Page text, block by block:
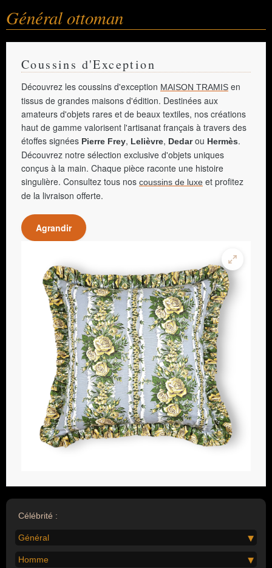
Général ottoman
Coussins d'Exception
Découvrez les coussins d'exception MAISON TRAMIS en
tissus de grandes maisons d'édition. Destinées aux
amateurs d'objets rares et de beaux textiles, nos créations
haut de gamme valorisent l'artisanat français à travers des
étoffes signées Pierre Frey, Lelièvre, Dedarou Hermès.
Découvrez notre sélection exclusive d'objets uniques
conçus à la main. Chaque pièce raconte une histoire
singulière. Consultez tous nos coussins de luxe et profitez
de la livraison offerte.
Agrandir
Célébrité :
Général
Homme